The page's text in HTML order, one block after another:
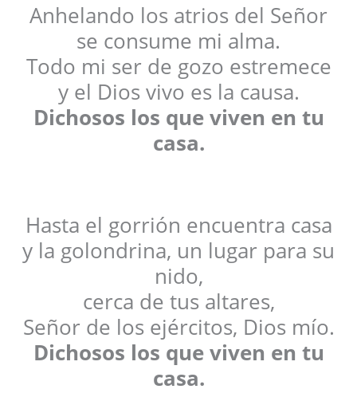
Anhelando los atrios del Señor
se consume mi alma.
Todo mi ser de gozo estremece
y el Dios vivo es la causa.
Dichosos los que viven en tu
casa.
Hasta el gorrión encuentra casa
y la golondrina, un lugar para su
nido,
cerca de tus altares,
Señor de los ejércitos, Dios mío.
Dichosos los que viven en tu
casa.